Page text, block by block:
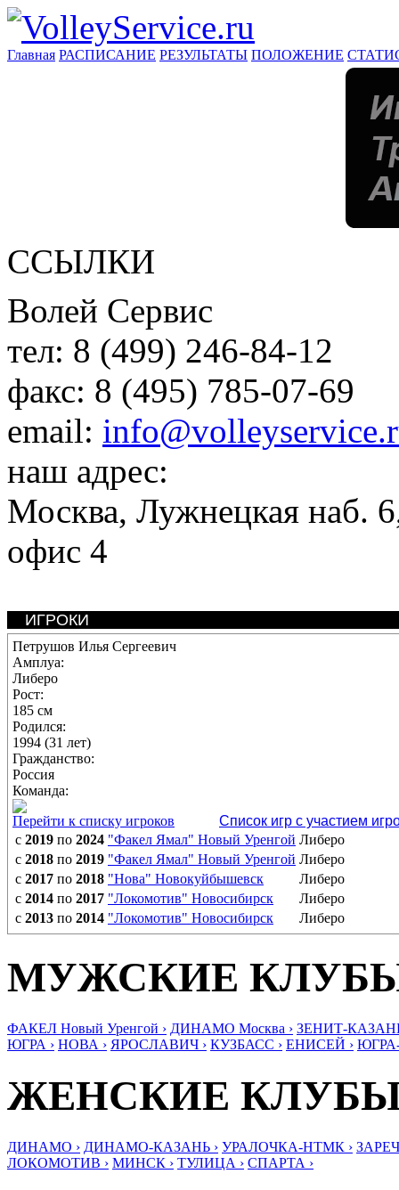
Главная РАСПИСАНИЕ РЕЗУЛЬТАТЫ ПОЛОЖЕНИЕ
ССЫЛКИ
Волей Сервис
тел: 8 (499) 246-84-12
факс: 8 (495) 785-07-69
email:
наш адрес:
Москва, Лужнецкая наб.
офис 4
ИГРОКИ
Петрушов Илья Сергеевич
Амплуа:
Либеро
Рост:
185 см
Родился:
1994 (31 лет)
Гражданство:
Россия
Команда:
Перейти к списку игроков
Список игр с участием
с 2019 по 2024 "Факел Ямал" Новый Уренгой Либеро
с 2018 по 2019 "Факел Ямал" Новый Уренгой Либеро
с 2017 по 2018 "Нова" Новокуйбышевск
Либеро
с 2014 по 2017 "Локомотив" Новосибирск
Либеро
с 2013 по 2014 "Локомотив" Новосибирск Либеро
МУЖСКИЕ
ФАКЕЛ Новый Уренгой › ДИНАМО Москва › ЗЕНИТ-
ЮГРА › НОВА › ЯРОСЛАВИЧ › КУЗБАСС › ЕНИСЕЙ ›
ЖЕНСКИЕ
ДИНАМО › ДИНАМО-КАЗАНЬ › УРАЛОЧКА-НТМК ›
ЛОКОМОТИВ › МИНСК › ТУЛИЦА › СПАРТА ›